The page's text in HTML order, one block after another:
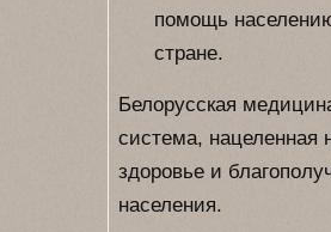
помощь
стране.
Белорусская
система, нацеленная
здоровье и
населения.